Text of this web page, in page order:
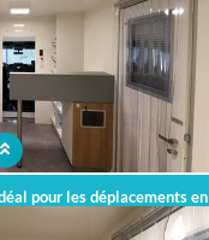
pour les déplacements en